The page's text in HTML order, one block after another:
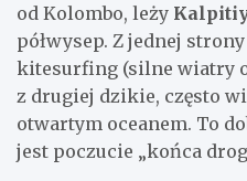
od Kolombo, leży
półwysep. Z jednej strony
kitesurfing (silne wiatry
z drugiej dzikie, często
otwartym oceanem. To
jest poczucie „końca